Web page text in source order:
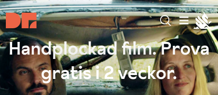
Handplockad film. Prova
gratis i 2 veckor.